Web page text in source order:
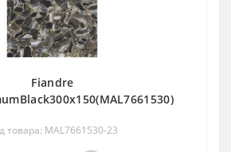
Fiandre
товара: MAL7661530-23